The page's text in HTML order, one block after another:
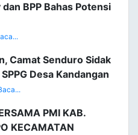
BPP Bahas Potensi
Camat Senduro Sidak
Desa Kandangan
PMI KAB.
KECAMATAN